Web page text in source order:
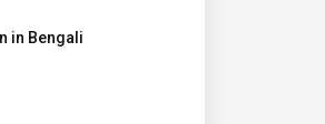
in Bengali